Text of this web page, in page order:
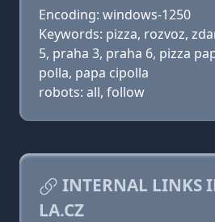
Encoding: windows-1250
Keywords: pizza, rozvoz,
5, praha 3, praha 6, pizza
polla, papa cipolla
robots: all, follow
INTERNAL LINKS
LA.CZ